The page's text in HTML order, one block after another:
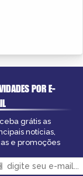
POR E-
grátis as
notícias,
e promoções